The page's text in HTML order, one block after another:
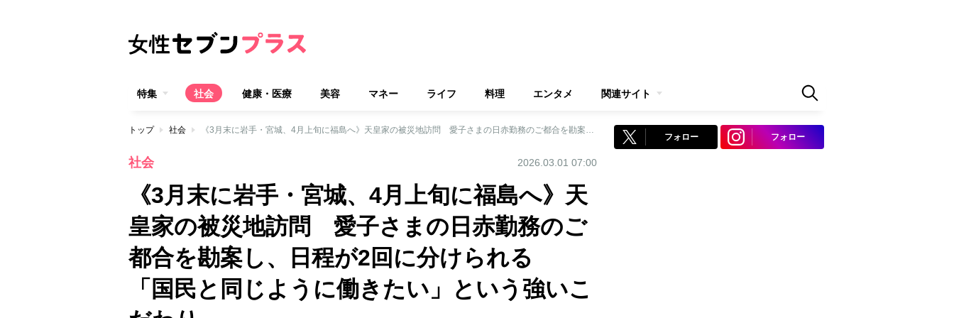
特集 社会 健康・医療 美容 マネー ライフ 料理 エンタメ 関連サイト
トップ 社会 《3月末に岩手・宮城、4月上旬に福島へ》天皇家の被災地訪問 愛子さまの日赤勤務のご都合を勘案し、日程が2回に分けられる 「国民と同じように働きたい」という強いこだわり
社会 2026.03.01 07:00
《3月末に岩手・宮城、4月上旬に福島へ》天
皇家の被災地訪問 愛子さまの日赤勤務のご
都合を勘案し、日程が2回に分けられる
「国民と同じように働きたい」という強いこ
フォロー フォロー